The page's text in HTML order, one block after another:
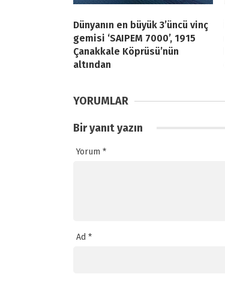
Dünyanın en büyük 3’üncü vinç
gemisi ‘SAIPEM 7000’, 1915
Çanakkale Köprüsü’nün
altından
YORUMLAR
Bir yanıt yazın
Yorum *
Ad *